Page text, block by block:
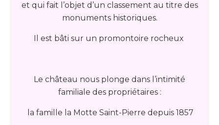
et qui fait l’objet d’un classement au titre des
monuments historiques.
Il est bâti sur un promontoire rocheux
Le château nous plonge dans l’intimité
familiale des propriétaires :
la famille la Motte Saint-Pierre depuis 1857